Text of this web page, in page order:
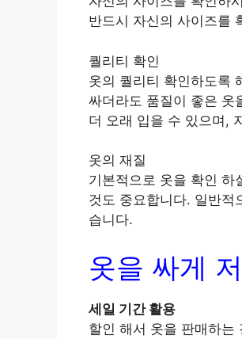
반드시 자신의 사이즈를
퀄리티 확인
옷의 퀄리티 확인하도록
싸더라도 품질이 좋은 옷
더 오래 입을 수 있으며,
옷의 재질
기본적으로 옷을 확인 하
것도 중요합니다. 일반적
습니다.
옷을 싸게
세일 기간 활용
할인 해서 옷을 판매하는